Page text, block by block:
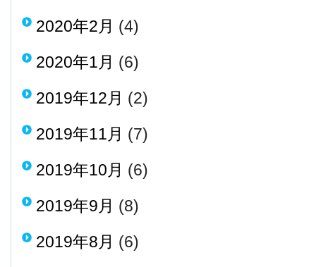
2020年2月 (4)
2020年1月 (6)
2019年12月 (2)
2019年11月 (7)
2019年10月 (6)
2019年9月 (8)
2019年8月 (6)